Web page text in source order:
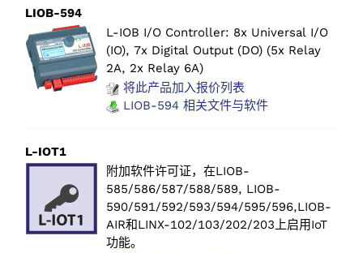
LIOB-594
L-IOB I/O Controller: 8x Universal I/O
(IO), 7x Digital Output (DO) (5x Relay
2A, 2x Relay 6A)
将此产品加入报价列表
LIOB-594 相关文件与软件
L-IOT1
附加软件许可证，在LIOB-
585/586/587/588/589, LIOB-
590/591/592/593/594/595/596,LIOB-
AIR和LINX-102/103/202/203上启用IoT
功能。